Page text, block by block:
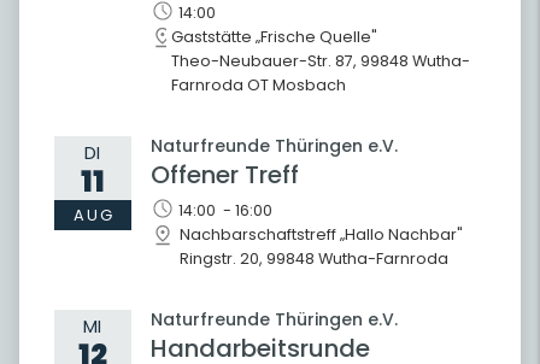
14:00
Gaststätte „Frische Quelle"
Theo-Neubauer-Str. 87, 99848 Wutha-
Farnroda OT Mosbach
DI
11
AUG
Naturfreunde Thüringen e.V.
Offener Treff
14:00 - 16:00
Nachbarschaftstreff „Hallo Nachbar"
Ringstr. 20, 99848 Wutha-Farnroda
MI
12
Naturfreunde Thüringen e.V.
Handarbeitsrunde